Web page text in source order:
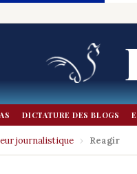
DICTATURE DES BLOGS
journalistique › Reagir